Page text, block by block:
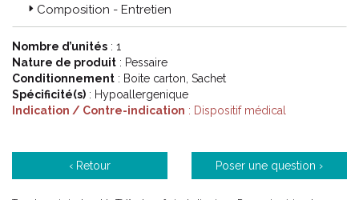
Code ACL : 1400398
Code EAN : 3662914003989
Composition - Entretien
Nombre d’unités : 1
Nature de produit : Pessaire
Conditionnement : Boite carton, Sachet
Spécificité(s) : Hypoallergenique
Indication / Contre-indication : Dispositif médical
‹ Retour Poser une question ›